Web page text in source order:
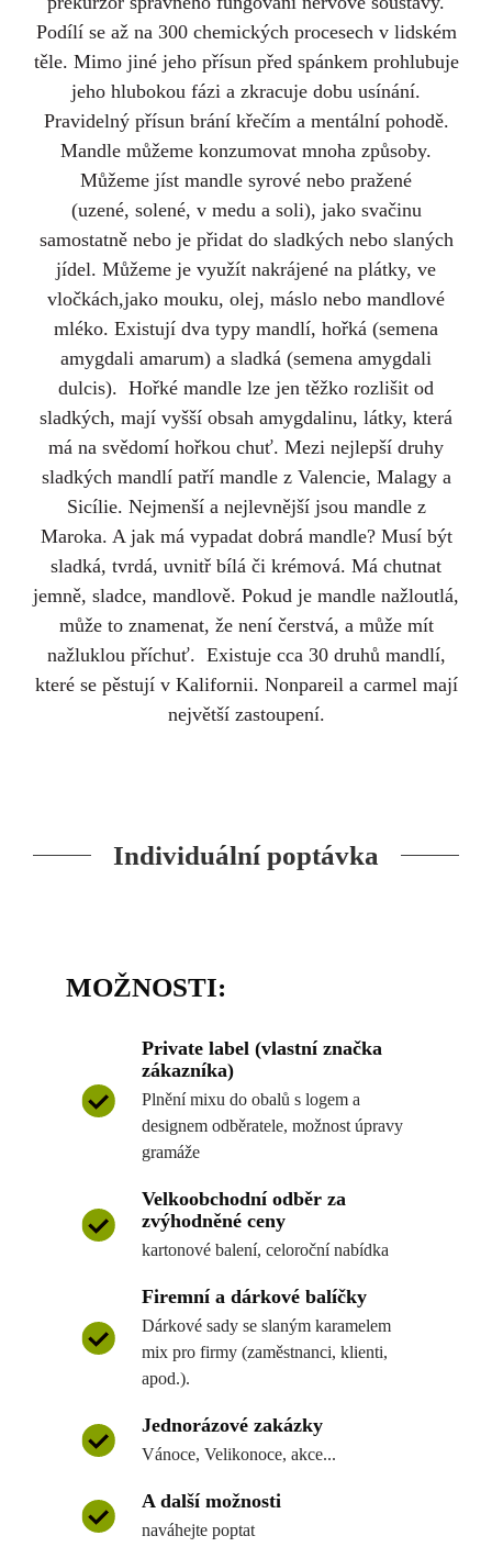
Podílí se až na 300 chemických procesech v lidském
těle. Mimo jiné jeho přísun před spánkem prohlubuje
jeho hlubokou fázi a zkracuje dobu usínání.
Pravidelný přísun brání křečím a mentální pohodě.
Mandle můžeme konzumovat mnoha způsoby.
Můžeme jíst mandle syrové nebo pražené
(uzené, solené, v medu a soli), jako svačinu
samostatně nebo je přidat do sladkých nebo slaných
jídel. Můžeme je využít nakrájené na plátky, ve
vločkách,jako mouku, olej, máslo nebo mandlové
mléko. Existují dva typy mandlí, hořká (semena
amygdali amarum) a sladká (semena amygdali
dulcis). Hořké mandle lze jen těžko rozlišit od
sladkých, mají vyšší obsah amygdalinu, látky, která
má na svědomí hořkou chuť. Mezi nejlepší druhy
sladkých mandlí patří mandle z Valencie, Malagy a
Sicílie. Nejmenší a nejlevnější jsou mandle z
Maroka. A jak má vypadat dobrá mandle? Musí být
sladká, tvrdá, uvnitř bílá či krémová. Má chutnat
jemně, sladce, mandlově. Pokud je mandle nažloutlá,
může to znamenat, že není čerstvá, a může mít
nažluklou příchuť. Existuje cca 30 druhů mandlí,
které se pěstují v Kalifornii. Nonpareil a carmel mají
největší zastoupení.
Individuální poptávka
MOŽNOSTI:
Private label (vlastní značka
zákazníka)
Plnění mixu do obalů s logem a
designem odběratele, možnost úpravy
gramáže
Velkoobchodní odběr za
zvýhodněné ceny
kartonové balení, celoroční nabídka
Firemní a dárkové balíčky
Dárkové sady se slaným karamelem
mix pro firmy (zaměstnanci, klienti,
apod.).
Jednorázové zakázky
Vánoce, Velikonoce, akce...
A další možnosti
naváhejte poptat